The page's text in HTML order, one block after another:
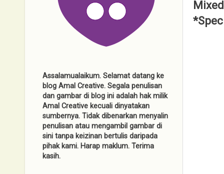
Assalamualaikum. Selamat datang ke
blog Amal Creative. Segala penulisan
dan gambar di blog ini adalah hak milik
Amal Creative kecuali dinyatakan
sumbernya. Tidak dibenarkan menyalin
penulisan atau mengambil gambar di
sini tanpa keizinan bertulis daripada
pihak kami. Harap maklum. Terima
kasih.